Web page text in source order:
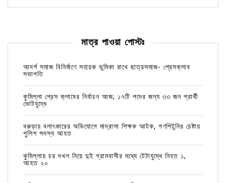
মাত্র পাওয়া পোস্টঃ
আদর্শ সমাজ বিনির্মাণে সহায়ক ভুমিকা রাখে ছাত্রসমাজ- প্রেসক্লাব
সভাপতি
কুমিল্লা প্রেস ক্লাবের নির্বাচন আজ; ১৭টি পদের জন্য ৩৩ জন প্রার্থী
ভোটযুদ্ধে
বরুড়ায় বলাৎকারের অভিযোগে মাদ্রাসা শিক্ষক আটক, গণপিটুনির চেষ্টায়
পুলিশ সদস্য আহত
কুমিল্লায় চর দখল নিয়ে দুই গ্রামবাসীর মধ্যে টেটাযুদ্ধে নিহত ১,
আহত ২০